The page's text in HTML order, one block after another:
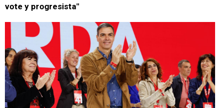
vote y progresista"